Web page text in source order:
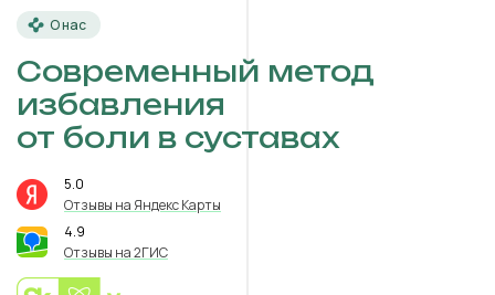
О нас
Современный метод
избавления
от боли в суставах
5.0
Отзывы на Яндекс Карты
4.9
Отзывы на 2ГИС